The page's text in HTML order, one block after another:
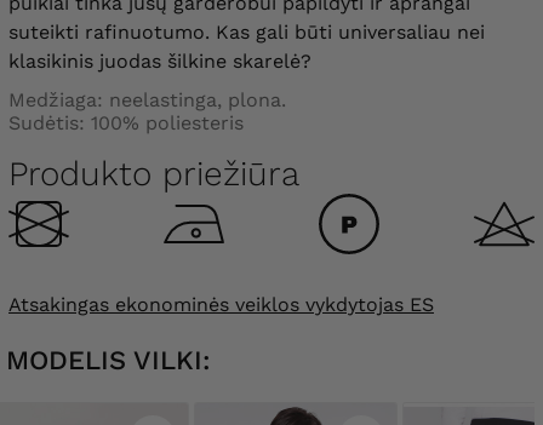
suteikti rafinuotumo. Kas gali būti universaliau nei
klasikinis juodas šilkine skarelė?
Medžiaga: neelastinga, plona.
Sudėtis: 100% poliesteris
Produkto priežiūra
Atsakingas ekonominės veiklos vykdytojas ES
MODELIS VILKI: